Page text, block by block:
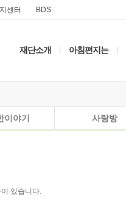
센터 BDS
재단소개 아침편지는
이야기 사랑방
있습니다.